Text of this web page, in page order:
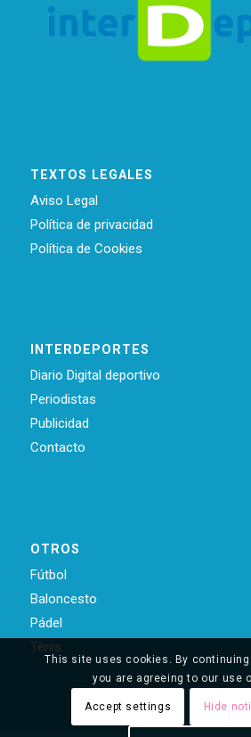
TEXTOS LEGALES
Aviso Legal
Política de privacidad
Política de Cookies
INTERDEPORTES
Diario Digital deportivo
Periodistas
Publicidad
Contacto
OTROS
Fútbol
Baloncesto
Pádel
Ténis
This site uses cookies. By
you are agreeing to our use
Accept settings Hide